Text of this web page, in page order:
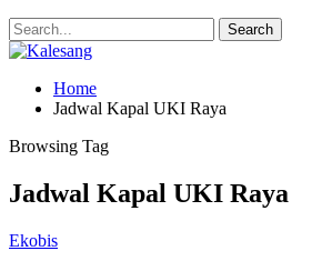
Home
Jadwal Kapal UKI Raya
Browsing Tag
Jadwal Kapal UKI Raya
Ekobis